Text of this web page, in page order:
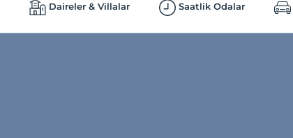
Daireler & Villalar Saatlik Odalar